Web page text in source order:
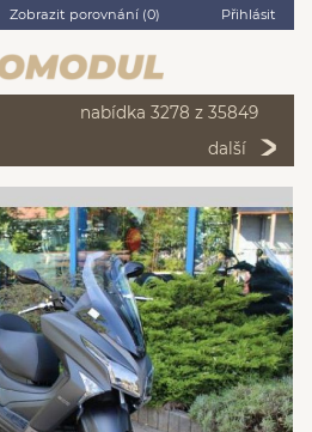
Zobrazit porovnání (0) Přihlásit
nabídka 3278 z 35849
další